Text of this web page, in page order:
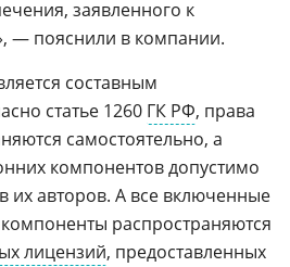
заявленного к
— пояснили в компании.
составным
статье 1260 ГК РФ, права
самостоятельно, а
компонентов допустимо
их авторов. А все включенные
распространяются
лицензий, предоставленных